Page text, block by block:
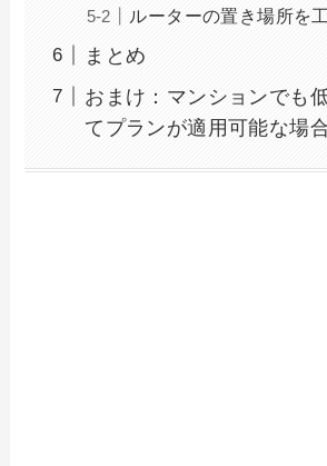
ルーターの置き場所を
まとめ
おまけ：マンションでも
てプランが適用可能な場